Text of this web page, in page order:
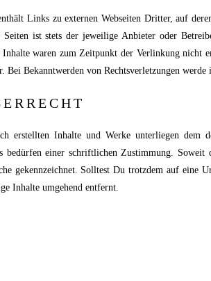
Links zu externen Webseiten Dritter, auf
ist stets der jeweilige Anbieter oder
Inhalte waren zum Zeitpunkt der Verlinkung nicht
Bei Bekanntwerden von Rechtsverletzungen werde
erstellten Inhalte und Werke unterliegen dem
bedürfen einer schriftlichen Zustimmung.
gekennzeichnet. Solltest Du trotzdem auf eine
Inhalte umgehend entfernt.